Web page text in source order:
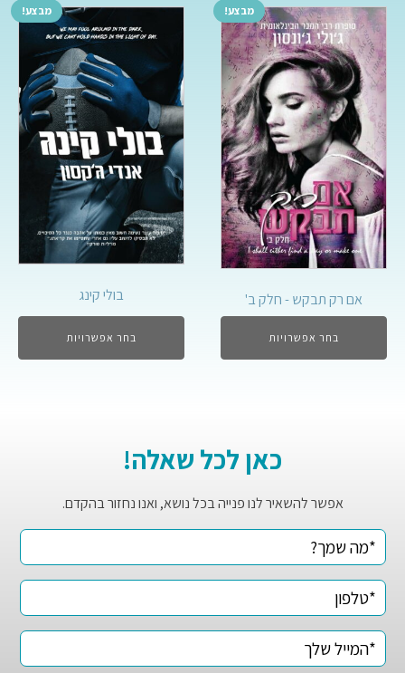
מבצע!
אם רק תבקש - חלק ב'
בחר אפשרויות
מבצע!
בולי קינג
בחר אפשרויות
כאן לכל שאלה!
אפשר להשאיר לנו פנייה בכל נושא, ואנו נחזור בהקדם.